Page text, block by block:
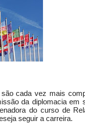
cada vez mais
da diplomacia em
do curso de
seguir a carreira.